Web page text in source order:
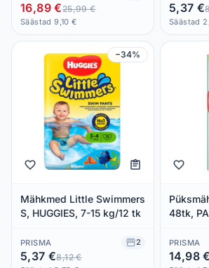
16,89 €25,99 €
Säästad 9,10 €
5,37 €
Säästad
−34%
Mähkmed Little Swimmers
S, HUGGIES, 7-15 kg/12 tk
PRISMA 2
5,37 €8,12 €
48tk,
PRISMA
14,98 €